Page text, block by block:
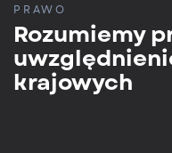
PRAWO
Rozumiemy
krajowych